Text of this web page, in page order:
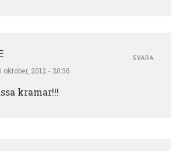
oktober, 2012 - 20:36
kramar!!!
SVARA